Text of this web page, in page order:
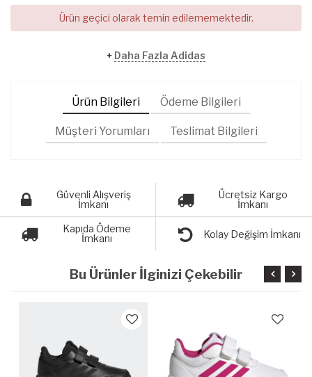
Ürün geçici olarak temin edilememektedir.
+ Daha Fazla Adidas
Ürün Bilgileri Ödeme Bilgileri
Müşteri Yorumları Teslimat Bilgileri
Güvenli Alışveriş
İmkanı
Ücretsiz Kargo
İmkanı
Kapıda Ödeme
İmkanı
Kolay Değişim İmkanı
Bu Ürünler İlginizi Çekebilir